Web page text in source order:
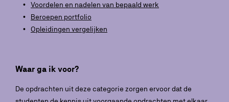
Voordelen en nadelen van bepaald werk
Beroepen portfolio
Opleidingen vergelijken
Waar ga ik voor?
De opdrachten uit deze categorie zorgen ervoor dat de